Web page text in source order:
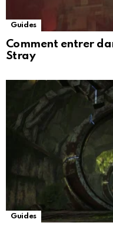
Guides
Comment entrer
Stray
Guides